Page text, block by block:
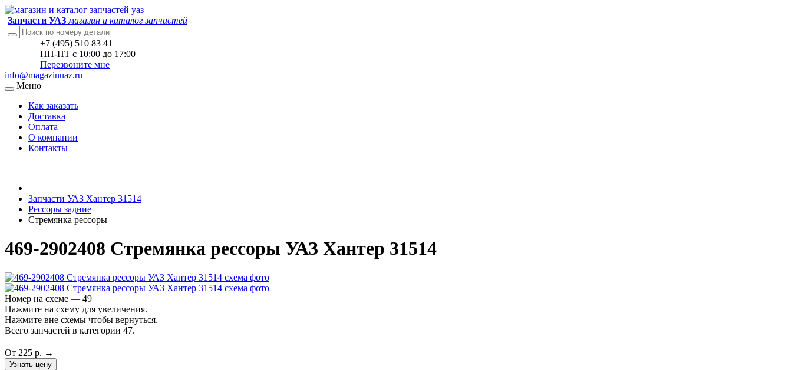
Запчасти УАЗ магазин и каталог запчастей
+7 (495) 510 83 41
ПН-ПТ с 10:00 до 17:00
Перезвоните мне
info@magazinuaz.ru
Меню
Как заказать
Доставка
Оплата
О компании
Контакты
Запчасти УАЗ Хантер 31514
Рессоры задние
Стремянка рессоры
469-2902408 Стремянка рессоры УАЗ Хантер 31514
Номер на схеме — 49
Нажмите на схему для увеличения.
Нажмите вне схемы чтобы вернуться.
Всего запчастей в категории 47.
От 225 р. →
Узнать цену